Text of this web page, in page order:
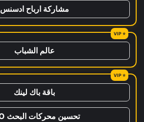
مشاركة ارباح ادسنس
عالم الشباب
باقة باك لينك
تحسين محركات البحث SEO